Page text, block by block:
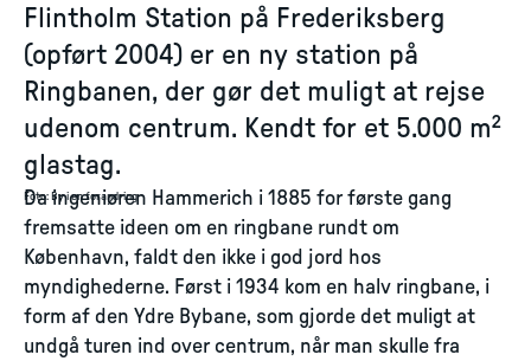
Flintholm Station på Frederiksberg
(opført 2004) er en ny station på
Ringbanen, der gør det muligt at rejse
udenom centrum. Kendt for et 5.000 m²
glastag.
Foto: By i en forandring
Da ingeniøren Hammerich i 1885 for første gang
fremsatte ideen om en ringbane rundt om
København, faldt den ikke i god jord hos
myndighederne. Først i 1934 kom en halv ringbane, i
form af den Ydre Bybane, som gjorde det muligt at
undgå turen ind over centrum, når man skulle fra